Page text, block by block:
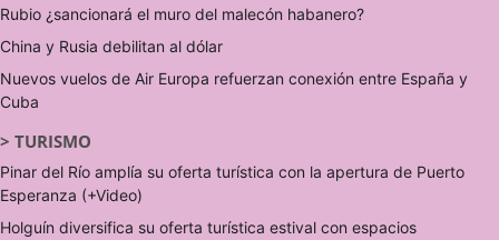
Rubio ¿sancionará el muro del malecón habanero?
China y Rusia debilitan al dólar
Nuevos vuelos de Air Europa refuerzan conexión entre España y
Cuba
> TURISMO
Pinar del Río amplía su oferta turística con la apertura de Puerto
Esperanza (+Video)
Holguín diversifica su oferta turística estival con espacios